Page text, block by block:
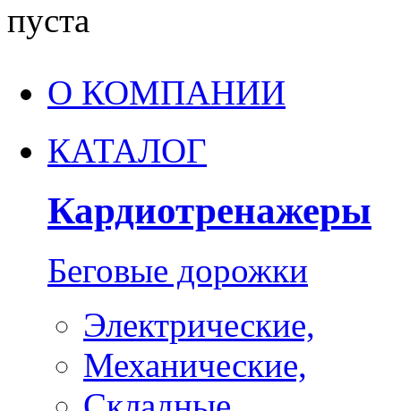
пуста
О КОМПАНИИ
КАТАЛОГ
Кардиотренажеры
Беговые дорожки
Электрические,
Механические,